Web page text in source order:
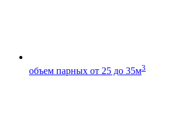
объем парных от 25 до 35м3